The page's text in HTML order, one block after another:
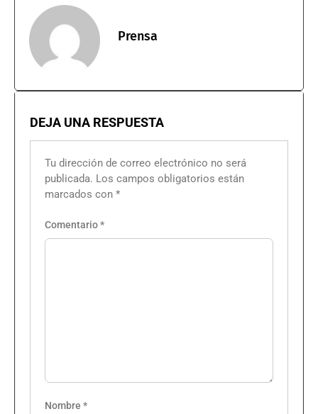
Prensa
DEJA UNA RESPUESTA
Tu dirección de correo electrónico no será
publicada. Los campos obligatorios están
marcados con *
Comentario*
Nombre *